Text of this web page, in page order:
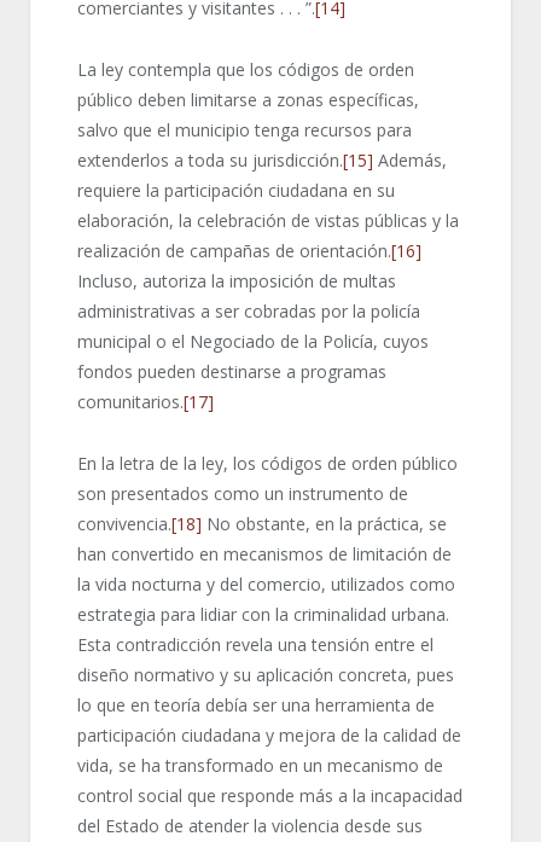
comerciantes y visitantes . . . ”.[14]
La ley contempla que los códigos de orden
público deben limitarse a zonas específicas,
salvo que el municipio tenga recursos para
extenderlos a toda su jurisdicción.[15] Además,
requiere la participación ciudadana en su
elaboración, la celebración de vistas públicas y la
realización de campañas de orientación.[16]
Incluso, autoriza la imposición de multas
administrativas a ser cobradas por la policía
municipal o el Negociado de la Policía, cuyos
fondos pueden destinarse a programas
comunitarios.[17]
En la letra de la ley, los códigos de orden público
son presentados como un instrumento de
convivencia.[18] No obstante, en la práctica, se
han convertido en mecanismos de limitación de
la vida nocturna y del comercio, utilizados como
estrategia para lidiar con la criminalidad urbana.
Esta contradicción revela una tensión entre el
diseño normativo y su aplicación concreta, pues
lo que en teoría debía ser una herramienta de
participación ciudadana y mejora de la calidad de
vida, se ha transformado en un mecanismo de
control social que responde más a la incapacidad
del Estado de atender la violencia desde sus